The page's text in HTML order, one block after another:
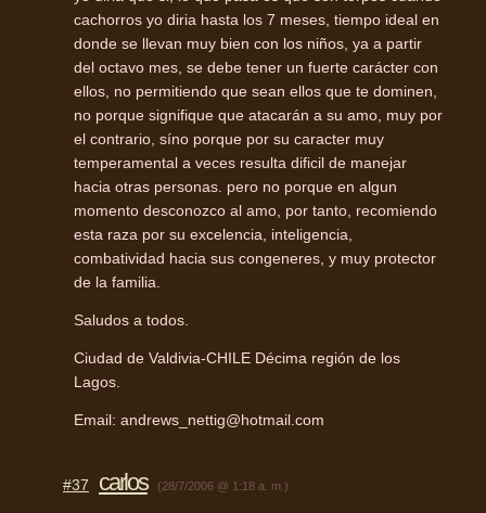
cachorros yo diria hasta los 7 meses, tiempo ideal en
donde se llevan muy bien con los niños, ya a partir
del octavo mes, se debe tener un fuerte carácter con
ellos, no permitiendo que sean ellos que te dominen,
no porque signifique que atacarán a su amo, muy por
el contrario, síno porque por su caracter muy
temperamental a veces resulta dificil de manejar
hacia otras personas. pero no porque en algun
momento desconozco al amo, por tanto, recomiendo
esta raza por su excelencia, inteligencia,
combatividad hacia sus congeneres, y muy protector
de la familia.
Saludos a todos.
Ciudad de Valdivia-CHILE Décima región de los
Lagos.
Email: andrews_nettig@hotmail.com
#37 carlos (28/7/2006 @ 1:18 a. m.)